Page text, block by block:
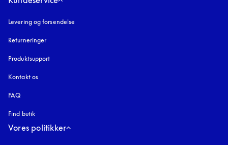
Levering og forsendelse
Returneringer
Produktsupport
Kontakt os
FAQ
Find butik
Vores politikker